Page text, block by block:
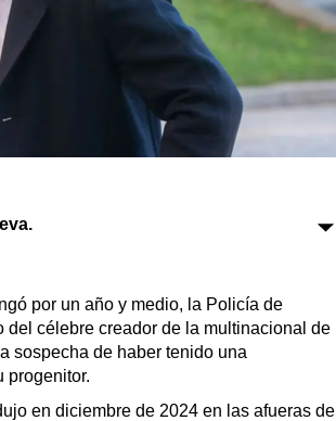
viral
Útiles
por un año y medio, la Policía de
célebre creador de la multinacional de
sospecha de haber tenido una
progenitor.
en diciembre de 2024 en las afueras de